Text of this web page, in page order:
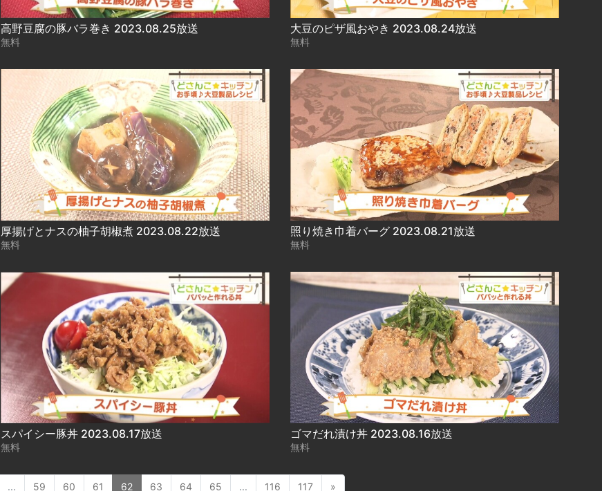
高野豆腐の豚バラ巻き 2023.08.25放送
無料
大豆のピザ風おやき 2023.08.24放送
無料
厚揚げとナスの柚子胡椒煮 2023.08.22放送
無料
照り焼き巾着バーグ 2023.08.21放送
無料
スパイシー豚丼 2023.08.17放送
無料
ゴマだれ漬け丼 2023.08.16放送
無料
... 59 60 61 62 63 64 65 ... 116 117 »